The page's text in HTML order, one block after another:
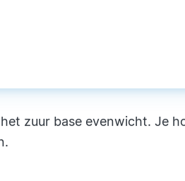
zuur base evenwicht. Je